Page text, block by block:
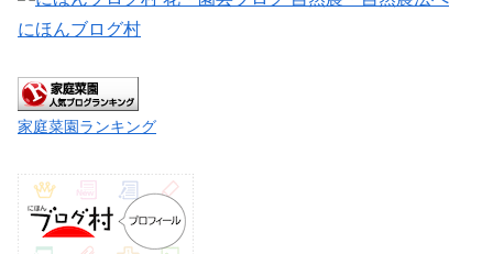
にほんブログ村
家庭菜園ランキング